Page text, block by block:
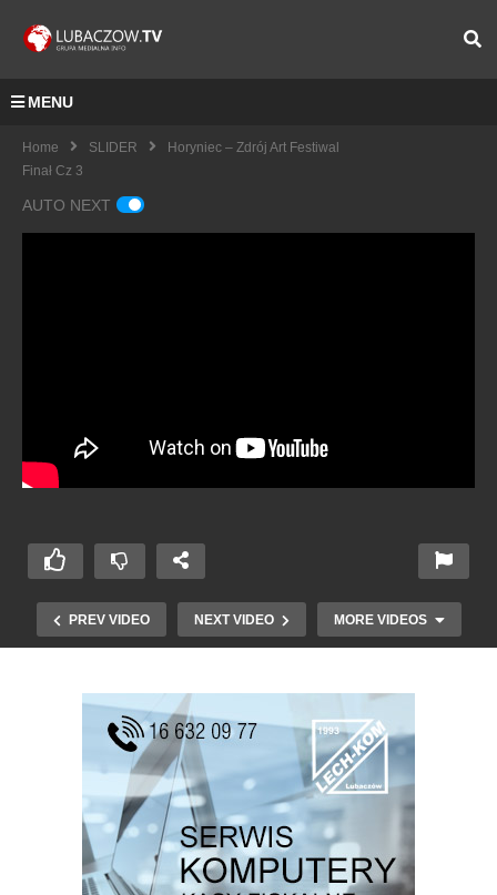
MENU
Home SLIDER
Horyniec – Zdrój Art Festiwal
Finał Cz 3
AUTO NEXT
PREV VIDEO NEXT VIDEO MORE VIDEOS